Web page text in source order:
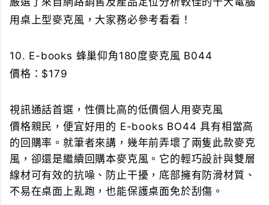
用桌上型麥克風，大家務必參考看看！
10. E-books 蜂巢仰角180度麥克風 B044
價格：$179
視訊通話首選，性價比高的低價個人用麥克風
價格親民，便宜好用的 E-books BO44 具有相當高
的回購率。就筆者來講，幾年前弄壞了兩隻此款麥克
風，卻還是繼續回購本麥克風。它的輕巧設計與雙層
線材可有效的抗噪、防止干擾，底部擁有防滑材質、
不易在桌面上亂跑，也能保護桌面免於刮傷。